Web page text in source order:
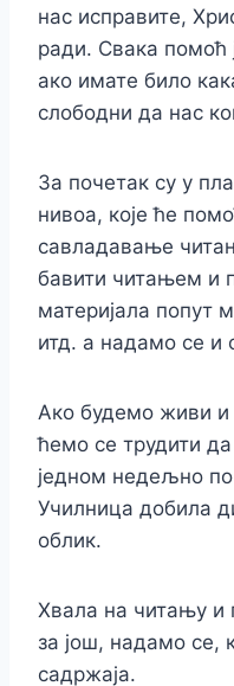
нас исправите,
ради. Свака помоћ
ако имате било
слободни да нас
За почетак су у
нивоа, које ће
савладавање
бавити читањем и
материјала попут
итд. а надамо се и
Ако будемо живи и
ћемо се трудити
једном недељно
Училница добила
облик.
Хвала на читању и
за још, надамо се,
садржаја.